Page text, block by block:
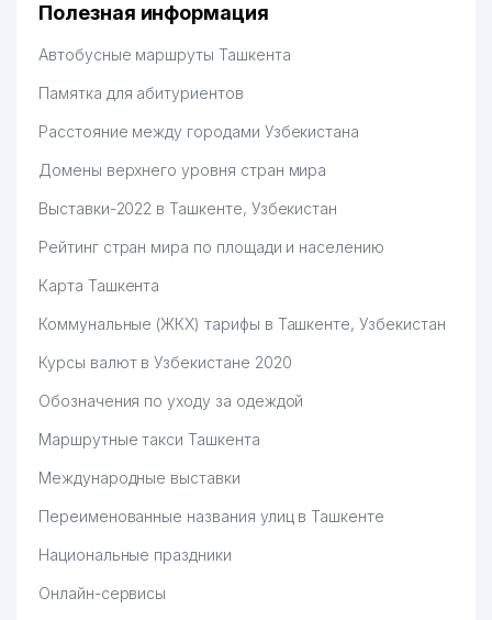
Полезная информация
Автобусные маршруты Ташкента
Памятка для абитуриентов
Расстояние между городами Узбекистана
Домены верхнего уровня стран мира
Выставки-2022 в Ташкенте, Узбекистан
Рейтинг стран мира по площади и населению
Карта Ташкента
Коммунальные (ЖКХ) тарифы в Ташкенте, Узбекистан
Курсы валют в Узбекистане 2020
Обозначения по уходу за одеждой
Маршрутные такси Ташкента
Международные выставки
Переименованные названия улиц в Ташкенте
Национальные праздники
Онлайн-сервисы